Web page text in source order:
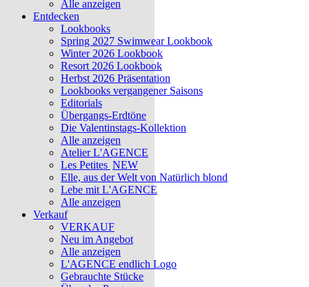
Alle anzeigen
Entdecken
Lookbooks
Spring 2027 Swimwear Lookbook
Winter 2026 Lookbook
Resort 2026 Lookbook
Herbst 2026 Präsentation
Lookbooks vergangener Saisons
Editorials
Übergangs-Erdtöne
Die Valentinstags-Kollektion
Alle anzeigen
Atelier L'AGENCE
Les Petites NEW
Elle, aus der Welt von Natürlich blond
Lebe mit L'AGENCE
Alle anzeigen
Verkauf
VERKAUF
Neu im Angebot
Alle anzeigen
L'AGENCE endlich Logo
Gebrauchte Stücke